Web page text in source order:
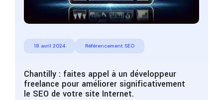
18 avril 2024 Référencement SEO
Chantilly : faites appel à un développeur
freelance pour améliorer significativement
le SEO de votre site Internet.